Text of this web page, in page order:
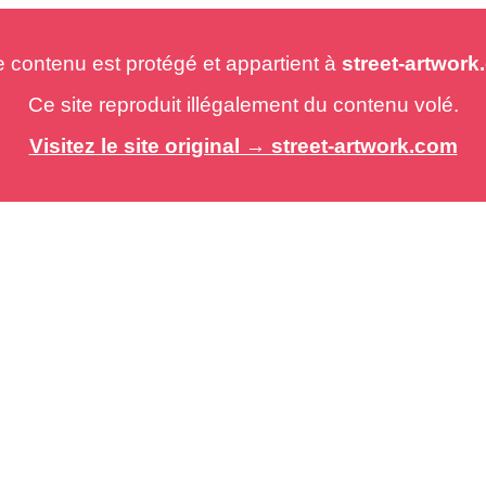
est protégé et appartient à street-
Ce site reproduit illégalement du contenu volé.
Visitez le site original → street-artwork.com